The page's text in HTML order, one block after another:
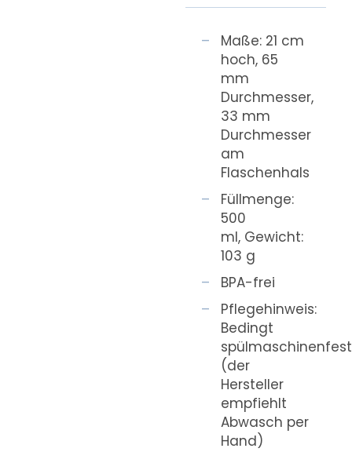
Maße: 21 cm
hoch, 65
mm
Durchmesser,
33 mm
Durchmesser
am
Flaschenhals
Füllmenge:
500
ml, Gewicht:
103 g
BPA-frei
Pflegehinweis:
Bedingt
spülmaschinenfest
(der
Hersteller
empfiehlt
Abwasch per
Hand)